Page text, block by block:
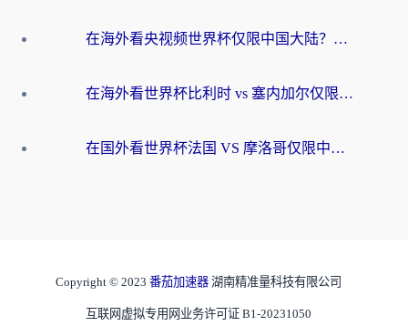
在海外看央视频世界杯仅限中国大陆？这篇指南帮你解锁中文解说+无卡顿直播
在海外看世界杯比利时 vs 塞内加尔仅限中国大陆？我找到了最流畅的中文解说之路
在国外看世界杯法国 VS 摩洛哥仅限中国大陆？海外党这样看中文解说赛事不卡顿
Copyright © 2023 番茄加速器 湖南精准量科技有限公司
互联网虚拟专用网业务许可证 B1-20231050